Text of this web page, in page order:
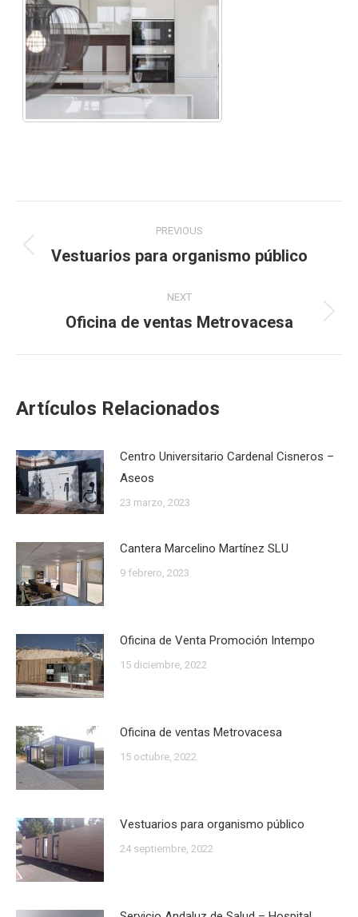
navigation
PREVIOUS
Previous
Vestuarios para organismo público
NEXT
Next
Oficina de ventas Metrovacesa
Artículos Relacionados
Centro Universitario Cardenal Cisneros –
Aseos
23 marzo, 2023
Cantera Marcelino Martínez SLU
9 febrero, 2023
Oficina de Venta Promoción Intempo
15 diciembre, 2022
Oficina de ventas Metrovacesa
15 octubre, 2022
Vestuarios para organismo público
24 septiembre, 2022